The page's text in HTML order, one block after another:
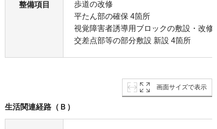
整備項目
歩道の改修
平たん部の確保 4箇所
視覚障害者誘導用ブロックの敷設・改修
交差点部等の部分敷設 新設 4箇所
画面サイズで表示
生活関連経路（Ｂ）